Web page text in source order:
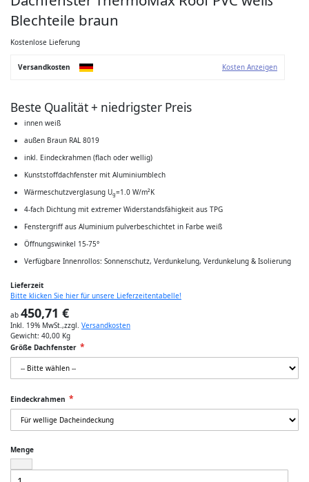
springen
Blechteile braun
Kostenlose Lieferung
Versandkosten Kosten Anzeigen
Beste Qualität + niedrigster Preis
innen weiß
außen Braun RAL 8019
inkl. Eindeckrahmen (flach oder wellig)
Kunststoffdachfenster mit Aluminiumblech
Wärmeschutzverglasung Ug=1.0 W/m²K
4-fach Dichtung mit extremer Widerstandsfähigkeit aus TPG
Fenstergriff aus Aluminium pulverbeschichtet in Farbe weiß
Öffnungswinkel 15-75°
Verfügbare Innenrollos: Sonnenschutz, Verdunkelung, Verdunkelung & Isolierung
Lieferzeit
Bitte klicken Sie hier für unsere Lieferzeitentabelle!
ab 450,71 €
Inkl. 19% MwSt.,zzgl. Versandkosten
Gewicht: 40,00 Kg
Größe Dachfenster
Eindeckrahmen
Menge